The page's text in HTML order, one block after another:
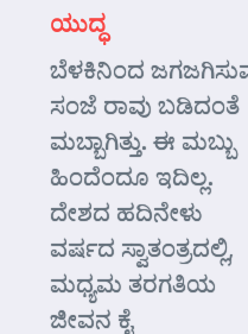
ಯುದ್ಧ
ಬೆಳಕಿನಿಂದ
ಸಂಜೆ ರಾವು ಬಡಿದಂತೆ
ಮಬ್ಬಾಗಿತ್ತು. ಈ ಮಬ್ಬು
ಹಿಂದೆಂದೂ ಇದಿಲ್ಲ.
ದೇಶದ ಹದಿನೇಳು
ವರ್ಷದ ಸ್ವಾತಂತ್ರದಲ್ಲಿ,
ಮಧ್ಯಮ ತರಗತಿಯ
ಜೀವನ ಕೈ